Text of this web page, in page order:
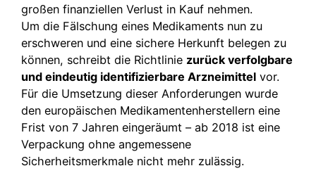
großen finanziellen Verlust in Kauf nehmen.
Um die Fälschung eines Medikaments nun zu
erschweren und eine sichere Herkunft belegen zu
können, schreibt die Richtlinie zurück verfolgbare
und eindeutig identifizierbare Arzneimittel vor.
Für die Umsetzung dieser Anforderungen wurde
den europäischen Medikamentenherstellern eine
Frist von 7 Jahren eingeräumt – ab 2018 ist eine
Verpackung ohne angemessene
Sicherheitsmerkmale nicht mehr zulässig.